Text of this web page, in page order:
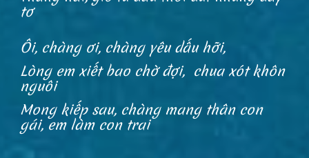
tơ
Ôi, chàng ơi, chàng yêu dấu hỡi,
Lòng em xiết bao chờ đợi, chua xót khôn
nguôi
Mong kiếp sau, chàng mang thân con
gái, em làm con trai